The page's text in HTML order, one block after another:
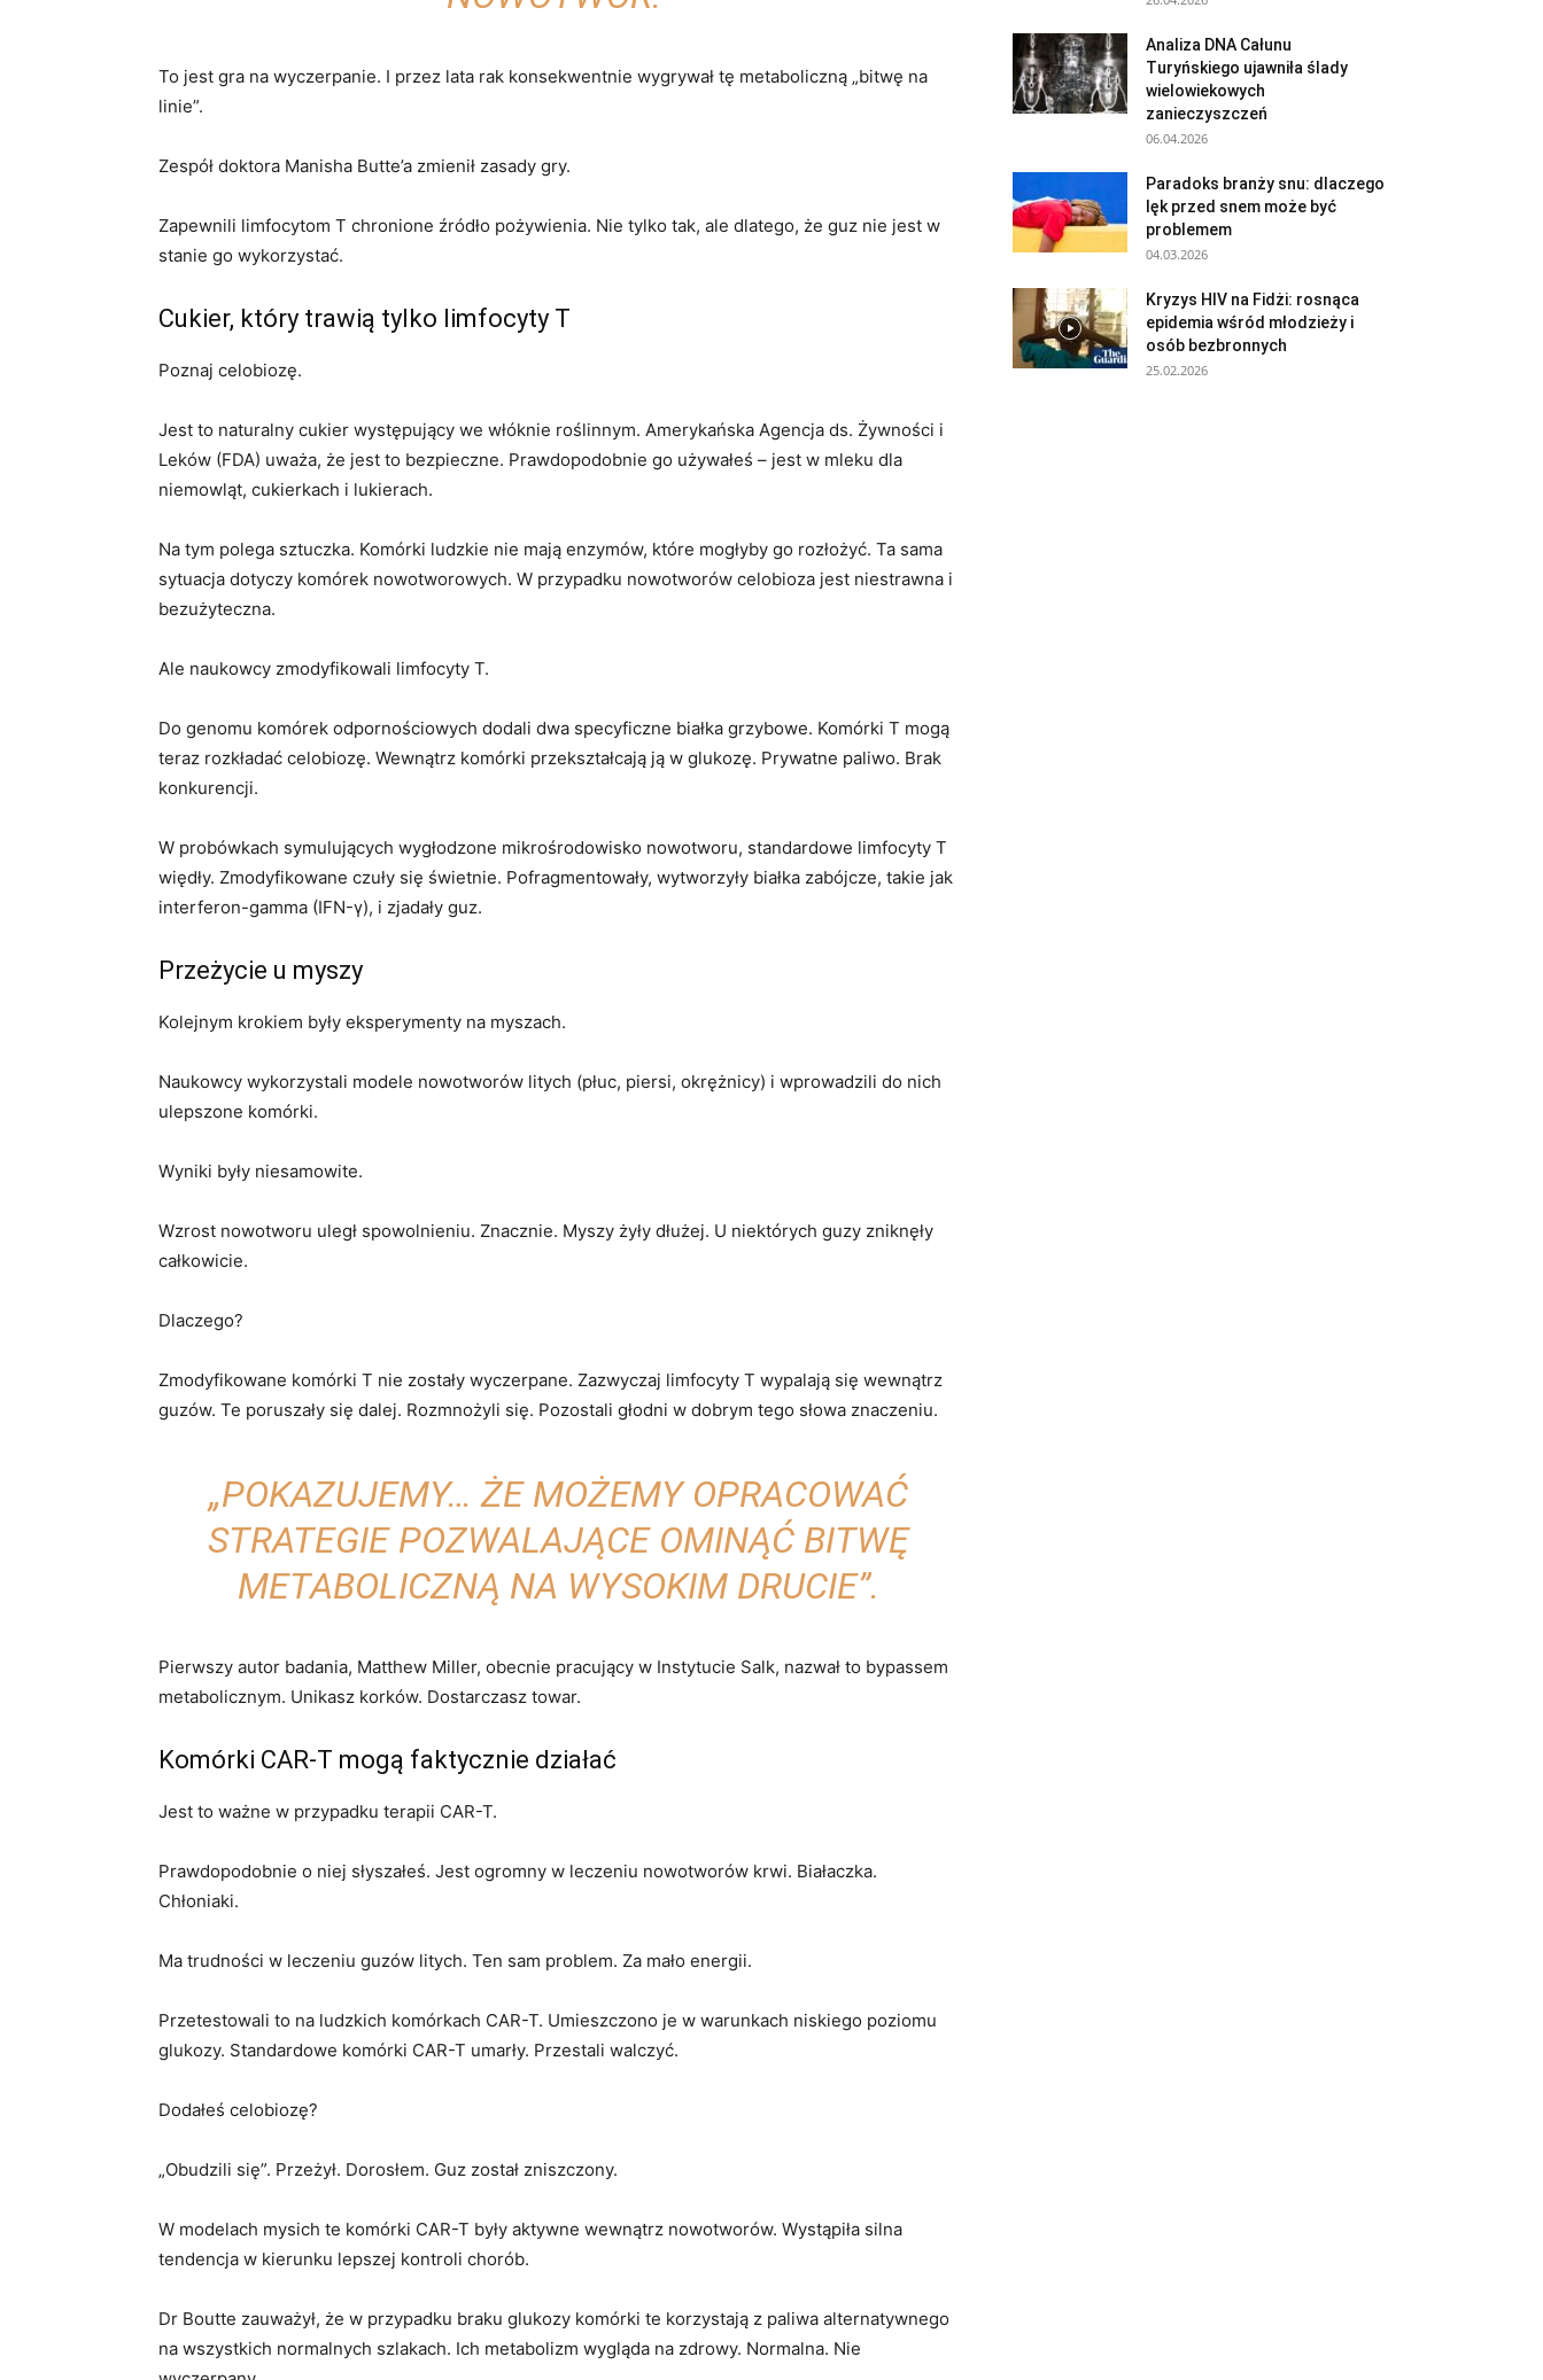
To jest gra na wyczerpanie. I przez lata rak konsekwentnie wygrywał tę metaboliczną „bitwę na
linie”.
Zespół doktora Manisha Butte’a zmienił zasady gry.
Zapewnili limfocytom T chronione źródło pożywienia. Nie tylko tak, ale dlatego, że guz nie jest w
stanie go wykorzystać.
Cukier, który trawią tylko limfocyty T
Poznaj celobiozę.
Jest to naturalny cukier występujący we włóknie roślinnym. Amerykańska Agencja ds. Żywności i
Leków (FDA) uważa, że ​​jest to bezpieczne. Prawdopodobnie go używałeś – jest w mleku dla
niemowląt, cukierkach i lukierach.
Na tym polega sztuczka. Komórki ludzkie nie mają enzymów, które mogłyby go rozłożyć. Ta sama
sytuacja dotyczy komórek nowotworowych. W przypadku nowotworów celobioza jest niestrawna i
bezużyteczna.
Ale naukowcy zmodyfikowali limfocyty T.
Do genomu komórek odpornościowych dodali dwa specyficzne białka grzybowe. Komórki T mogą
teraz rozkładać celobiozę. Wewnątrz komórki przekształcają ją w glukozę. Prywatne paliwo. Brak
konkurencji.
W probówkach symulujących wygłodzone mikrośrodowisko nowotworu, standardowe limfocyty T
więdły. Zmodyfikowane czuły się świetnie. Pofragmentowały, wytworzyły białka zabójcze, takie jak
interferon-gamma (IFN-γ), i zjadały guz.
Przeżycie u myszy
Kolejnym krokiem były eksperymenty na myszach.
Naukowcy wykorzystali modele nowotworów litych (płuc, piersi, okrężnicy) i wprowadzili do nich
ulepszone komórki.
Wyniki były niesamowite.
Wzrost nowotworu uległ spowolnieniu. Znacznie. Myszy żyły dłużej. U niektórych guzy zniknęły
całkowicie.
Dlaczego?
Zmodyfikowane komórki T nie zostały wyczerpane. Zazwyczaj limfocyty T wypalają się wewnątrz
guzów. Te poruszały się dalej. Rozmnożyli się. Pozostali głodni w dobrym tego słowa znaczeniu.
„POKAZUJEMY… ŻE MOŻEMY OPRACOWAĆ
STRATEGIE POZWALAJĄCE OMINĄĆ BITWĘ
METABOLICZNĄ NA WYSOKIM DRUCIE”.
Pierwszy autor badania, Matthew Miller, obecnie pracujący w Instytucie Salk, nazwał to bypassem
metabolicznym. Unikasz korków. Dostarczasz towar.
Komórki CAR-T mogą faktycznie działać
Jest to ważne w przypadku terapii CAR-T.
Prawdopodobnie o niej słyszałeś. Jest ogromny w leczeniu nowotworów krwi. Białaczka.
Chłoniaki.
Ma trudności w leczeniu guzów litych. Ten sam problem. Za mało energii.
Przetestowali to na ludzkich komórkach CAR-T. Umieszczono je w warunkach niskiego poziomu
glukozy. Standardowe komórki CAR-T umarły. Przestali walczyć.
Dodałeś celobiozę?
„Obudzili się”. Przeżył. Dorosłem. Guz został zniszczony.
W modelach mysich te komórki CAR-T były aktywne wewnątrz nowotworów. Wystąpiła silna
tendencja w kierunku lepszej kontroli chorób.
Dr Boutte zauważył, że w przypadku braku glukozy komórki te korzystają z paliwa alternatywnego
na wszystkich normalnych szlakach. Ich metabolizm wygląda na zdrowy. Normalna. Nie
Analiza DNA Całunu
Turyńskiego ujawniła ślady
wielowiekowych
zanieczyszczeń
06.04.2026
Paradoks branży snu: dlaczego
lęk przed snem może być
problemem
04.03.2026
Kryzys HIV na Fidżi: rosnąca
epidemia wśród młodzieży i
osób bezbronnych
25.02.2026